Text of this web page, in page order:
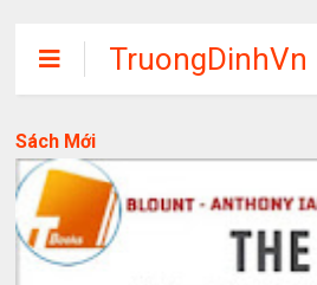
TruongDinhVn
Chia sẽ ebook,
phần mềm học
tập miễn phí
Sách Mới